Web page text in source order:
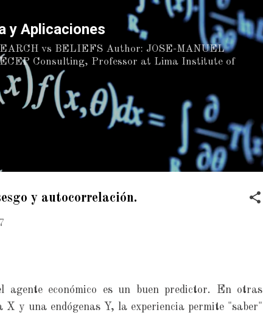
main content
y Aplicaciones
vs BELIEFS Author: JOSE-MANUEL
Consulting, Professor at Lima Institute of
y autocorrelación.
agente económico es un buen predictor. En otras
y una endógenas Y, la experiencia permite "saber"